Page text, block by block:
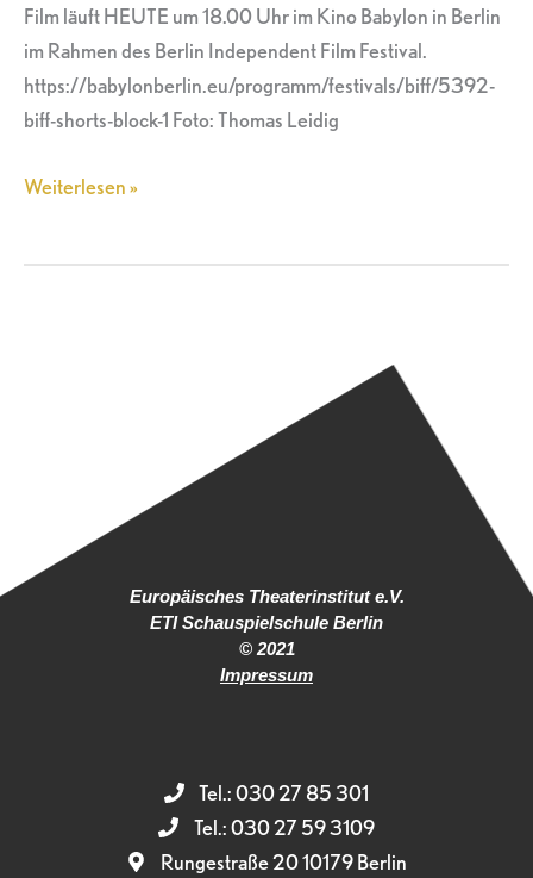
Film läuft HEUTE um 18.00 Uhr im Kino Babylon in Berlin
im Rahmen des Berlin Independent Film Festival.
https://babylonberlin.eu/programm/festivals/biff/5392-
biff-shorts-block-1 Foto: Thomas Leidig
Festival
Weiterlesen »
Europäisches Theaterinstitut e.V.
ETI Schauspielschule Berlin
© 2021
Impressum
Tel.: 030 27 85 301
Tel.: 030 27 59 3109
Rungestraße 20 10179 Berlin